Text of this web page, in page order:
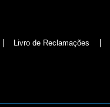
Livro de Reclamações